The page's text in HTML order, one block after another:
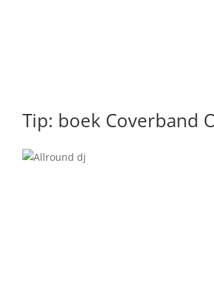
Tip: boek Coverband